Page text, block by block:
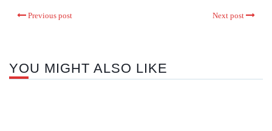
Previous post Next post
YOU MIGHT ALSO LIKE